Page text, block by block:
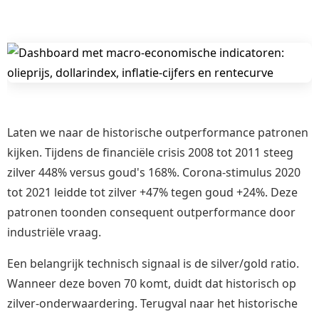
Laten we naar de historische outperformance patronen
kijken. Tijdens de financiële crisis 2008 tot 2011 steeg
zilver 448% versus goud's 168%. Corona-stimulus 2020
tot 2021 leidde tot zilver +47% tegen goud +24%. Deze
patronen toonden consequent outperformance door
industriële vraag.
Een belangrijk technisch signaal is de silver/gold ratio.
Wanneer deze boven 70 komt, duidt dat historisch op
zilver-onderwaardering. Terugval naar het historische